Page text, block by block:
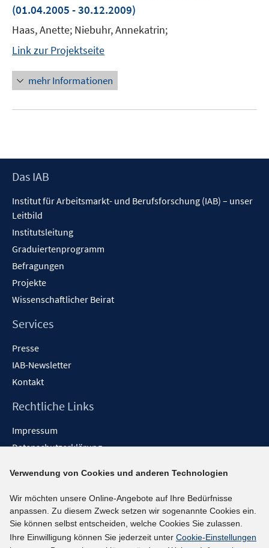
(01.04.2005 - 30.12.2009)
Haas, Anette; Niebuhr, Annekatrin;
Link zur Projektseite
mehr Informationen
Footer
Das IAB
Institut für Arbeitsmarkt- und Berufsforschung (IAB) – unser
Leitbild
Institutsleitung
Graduiertenprogramm
Befragungen
Projekte
Wissenschaftlicher Beirat
Services
Presse
IAB-Newsletter
Kontakt
Rechtliche Links
Impressum
Datenschutzerklärung
Barrieren melden
Social-Media-Kanäle
BlueSky
Verwendung von Cookies und anderen Technologien
Wir möchten unsere Online-Angebote auf Ihre Bedürfnisse
anpassen. Zu diesem Zweck setzen wir sogenannte Cookies ein.
Sie können selbst entscheiden, welche Cookies Sie zulassen.
Ihre Einwilligung können Sie jederzeit unter Cookie-Einstellungen